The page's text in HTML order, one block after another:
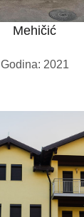
Mehičić
Godina: 2021